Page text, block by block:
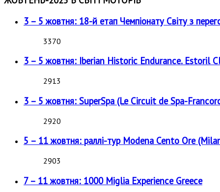
3 – 5 жовтня: 18-й етап Чемпіонату Світу з
3370
3 – 5 жовтня: Iberian Historic Endurance. Estoril
2913
3 – 5 жовтня: SuperSpa (Le Circuit de Spa-
2920
5 – 11 жовтня: раллі-тур Modena Cento Ore
2903
7 – 11 жовтня: 1000 Miglia Experience Greece